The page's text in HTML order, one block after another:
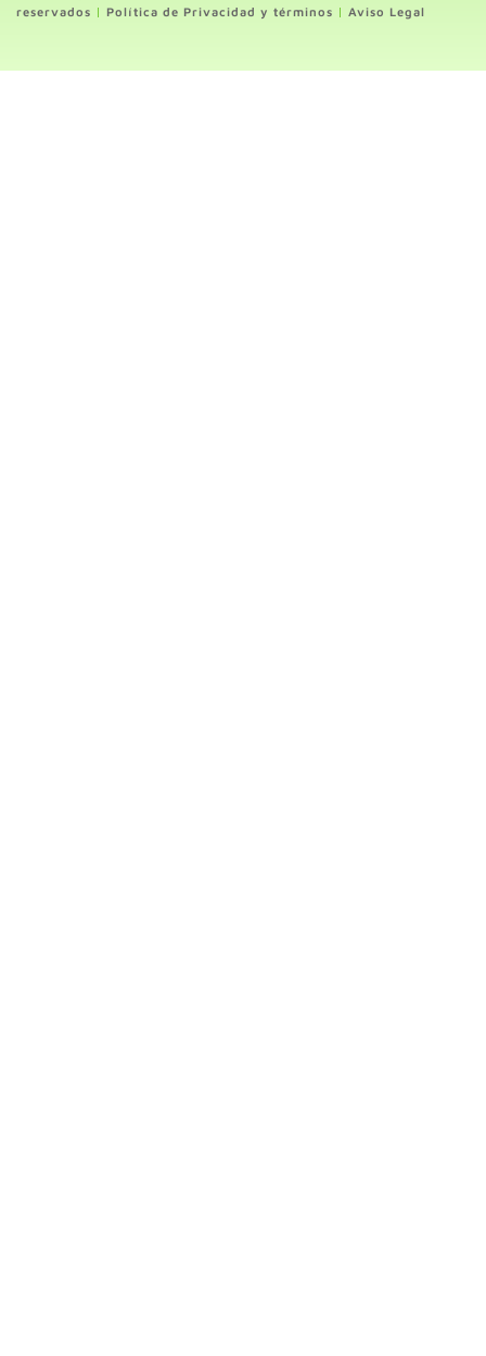
reservados | Política de Privacidad y términos | Aviso Legal